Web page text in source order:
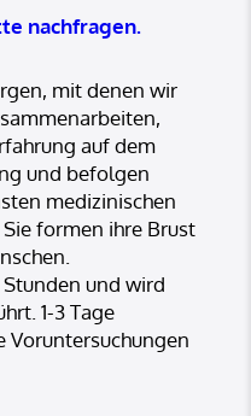
nachfragen.
mit denen wir
auf dem
und befolgen
medizinischen
formen ihre Brust
und wird
1-3 Tage
Voruntersuchungen